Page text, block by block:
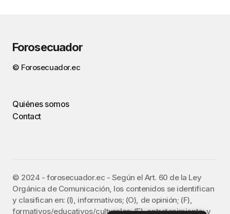
Forosecuador
© Forosecuador.ec
Quiénes somos
Contact
©️ 2024 - forosecuador.ec - Según el Art. 60 de la Ley
Orgánica de Comunicación, los contenidos se identifican
y clasifican en: (I), informativos; (O), de opinión; (F),
formativos/educativos/culturales; (E), entretenimiento; y